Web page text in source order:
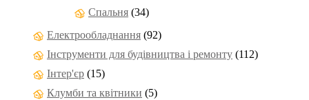
Спальня (34)
Електрообладнання (92)
Інструменти для будівництва і ремонту (112)
Інтер'єр (15)
Клумби та квітники (5)